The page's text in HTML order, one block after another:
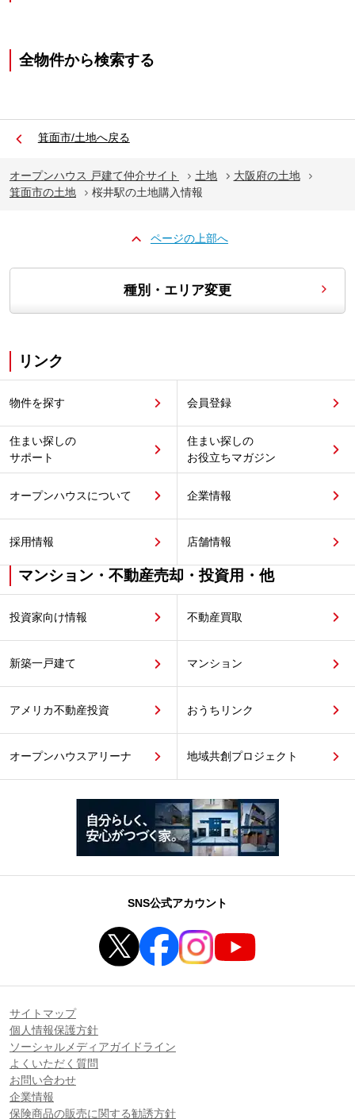
全物件から検索する
箕面市/土地へ戻る
オープンハウス 戸建て仲介サイト 土地
大阪府の土地
箕面市の土地
桜井駅の土地購入情報
ページの上部へ
種別・エリア変更
リンク
物件を探す 会員登録
住まい探しの
サポート
住まい探しの
お役立ちマガジン
オープンハウスについて 企業情報
採用情報 店舗情報
マンション・不動産売却・投資用・他
投資家向け情報 不動産買取
新築一戸建て マンション
アメリカ不動産投資 おうちリンク
オープンハウスアリーナ 地域共創プロジェクト
SNS公式アカウント
サイトマップ
個人情報保護方針
ソーシャルメディアガイドライン
よくいただく質問
お問い合わせ
企業情報
保険商品の販売に関する勧誘方針